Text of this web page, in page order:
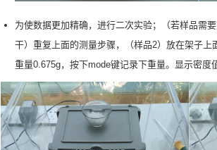
为使数据更加精确，进行二次实验；（若样品需
干）重复上面的测量步骤，（样品2）放在架子
重量0.675g，按下mode键记录下重量。显示密度